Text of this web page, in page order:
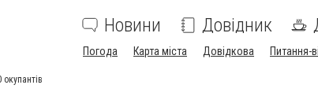
Новини Довідник
Погода Карта міста Довідкова Питання-